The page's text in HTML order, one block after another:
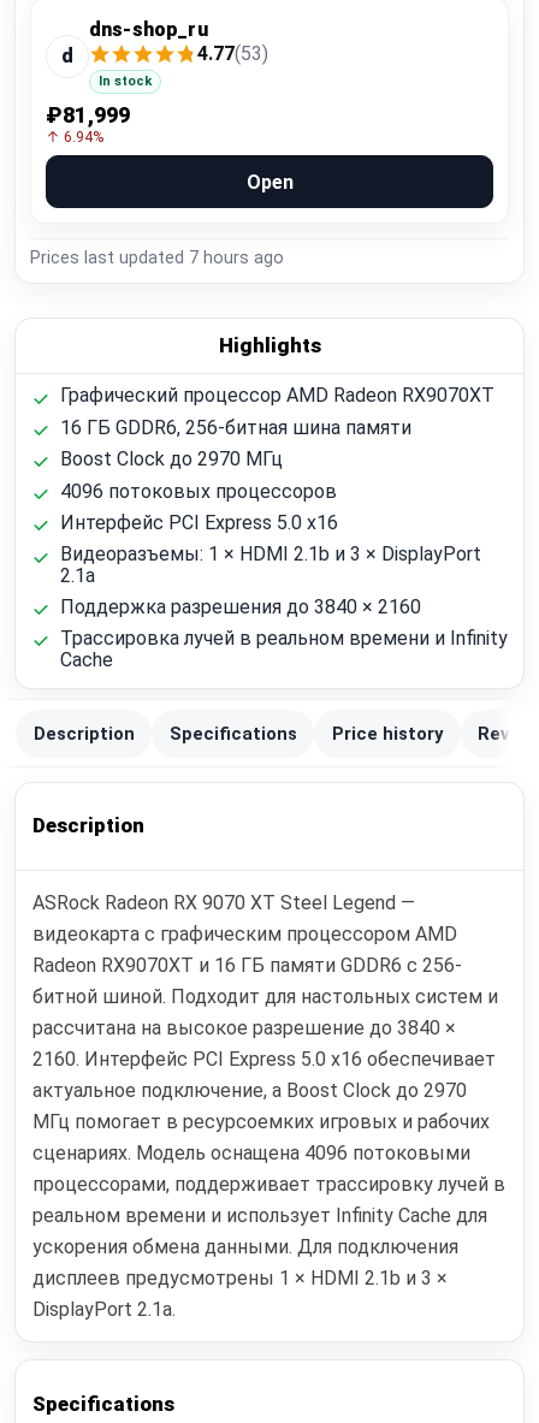
d
dns-shop_ru
4.77(53)
In stock
₽81,999
↑ 6.94%
Open
Prices last updated 7 hours ago
Highlights
Графический процессор AMD Radeon RX9070XT
16 ГБ GDDR6, 256-битная шина памяти
Boost Clock до 2970 МГц
4096 потоковых процессоров
Интерфейс PCI Express 5.0 x16
Видеоразъемы: 1 × HDMI 2.1b и 3 × DisplayPort
2.1a
Поддержка разрешения до 3840 × 2160
Трассировка лучей в реальном времени и Infinity
Cache
Description Specifications Price history
Description
ASRock Radeon RX 9070 XT Steel Legend —
видеокарта с графическим процессором AMD
Radeon RX9070XT и 16 ГБ памяти GDDR6 с 256-
битной шиной. Подходит для настольных систем и
рассчитана на высокое разрешение до 3840 ×
2160. Интерфейс PCI Express 5.0 x16 обеспечивает
актуальное подключение, а Boost Clock до 2970
МГц помогает в ресурсоемких игровых и рабочих
сценариях. Модель оснащена 4096 потоковыми
процессорами, поддерживает трассировку лучей в
реальном времени и использует Infinity Cache для
ускорения обмена данными. Для подключения
дисплеев предусмотрены 1 × HDMI 2.1b и 3 ×
DisplayPort 2.1a.
Specifications